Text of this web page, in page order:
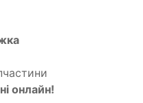
онлайн!